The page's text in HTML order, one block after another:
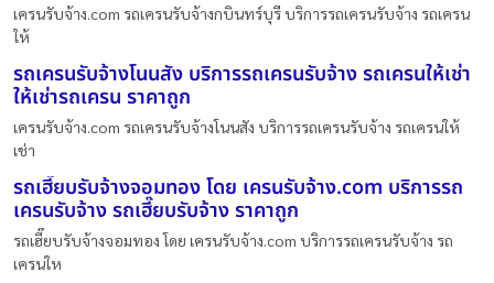
เครนรับจ้าง.com รถเครนรับจ้างกบินทร์บุรี บริการรถเครนรับจ้าง รถเครน
ให้
รถเครนรับจ้างโนนสัง บริการรถเครนรับจ้าง รถเครนให้เช่า
ให้เช่ารถเครน ราคาถูก
เครนรับจ้าง.com รถเครนรับจ้างโนนสัง บริการรถเครนรับจ้าง รถเครนให้
เช่า
รถเฮี๊ยบรับจ้างจอมทอง โดย เครนรับจ้าง.com บริการรถ
เครนรับจ้าง รถเฮี๊ยบรับจ้าง ราคาถูก
รถเฮี๊ยบรับจ้างจอมทอง โดย เครนรับจ้าง.com บริการรถเครนรับจ้าง รถ
เครนให